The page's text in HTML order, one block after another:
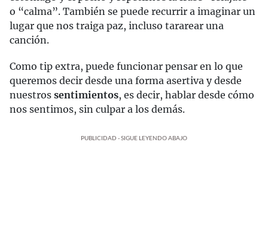
o “calma”. También se puede recurrir a imaginar un
lugar que nos traiga paz, incluso tararear una
canción.
Como tip extra, puede funcionar pensar en lo que
queremos decir desde una forma asertiva y desde
nuestros sentimientos, es decir, hablar desde cómo
nos sentimos, sin culpar a los demás.
PUBLICIDAD - SIGUE LEYENDO ABAJO